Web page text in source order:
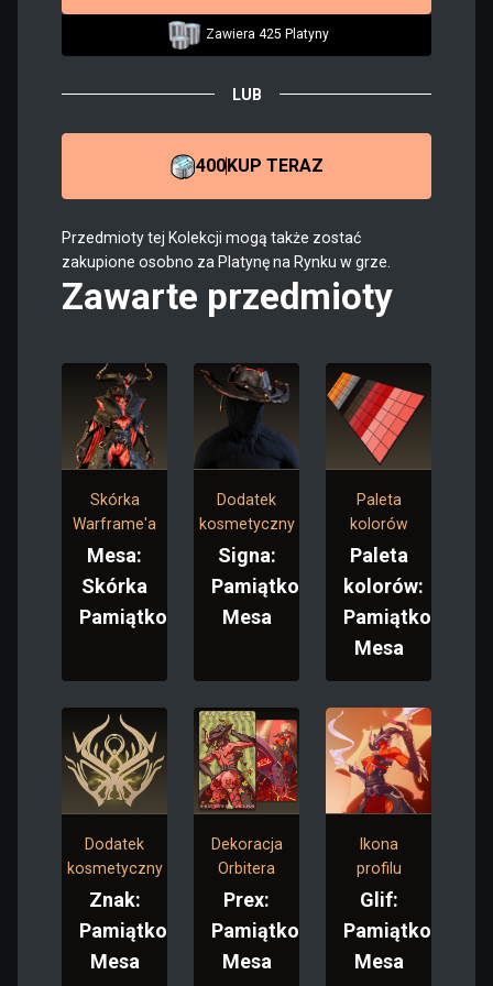
Zawiera 425 Platyny
LUB
400 KUP TERAZ
Przedmioty tej Kolekcji mogą także zostać
zakupione osobno za Platynę na Rynku w grze.
Zawarte przedmioty
Skórka
Warframe'a
Mesa:
Skórka
Pamiątkowa
Dodatek
kosmetyczny
Signa:
Pamiątkowa
Mesa
Paleta
kolorów
Paleta
kolorów:
Pamiątkowa
Mesa
Dodatek
kosmetyczny
Znak:
Pamiątkowa
Mesa
Dekoracja
Orbitera
Prex:
Pamiątkowa
Mesa
Ikona
profilu
Glif:
Pamiątkowa
Mesa